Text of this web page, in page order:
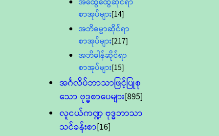
စာအုပ်များ[14]
အဘိဓမ္မာဆိုင်ရာ
စာအုပ်များ[217]
အဘိဓါန်ဆိုင်ရာ
စာအုပ်များ[15]
အင်္ဂလိပ်ဘာသာဖြင့်ပြုစု
သော ဗုဒ္ဓစာပေများ[895]
လူငယ်ကဏ္ဍ ဗုဒ္ဓဘာသာ
သင်ခန်းစာ[16]